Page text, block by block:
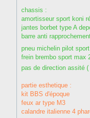
chassis :
amortisseur sport koni
jantes borbet type A
barre anti
pneu michelin pilot
frein brembo sport max
pas de direction assité
partie esthetique :
kit BBS d'époque
feux ar type M3
calandre italienne 4